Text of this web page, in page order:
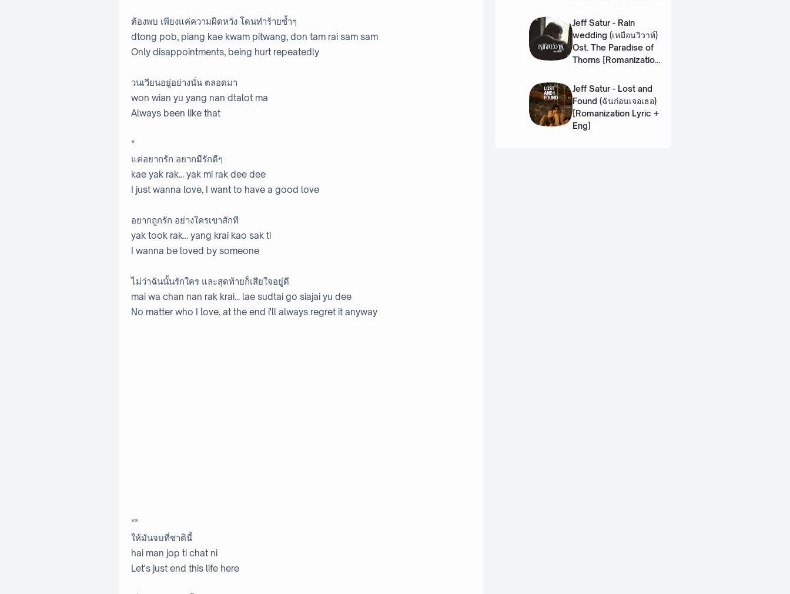
ต้องพบ เพียงแค่ความผิดหวัง โดนทำร้ายซ้ำๆ
dtong pob, piang kae kwam pitwang, don tam rai sam sam
Only disappointments, being hurt repeatedly
วนเวียนอยู่อย่างนั่น ตลอดมา
won wian yu yang nan dtalot ma
Always been like that
*
แค่อยากรัก อยากมีรักดีๆ
kae yak rak... yak mi rak dee dee
I just wanna love, I want to have a good love
อยากถูกรัก อย่างใครเขาสักที
yak took rak... yang krai kao sak ti
I wanna be loved by someone
ไม่ว่าฉันนั้นรักใคร และสุดท้ายก็เสียใจอยู่ดี
mai wa chan nan rak krai... lae sudtai go siajai yu dee
No matter who I love, at the end i'll always regret it anyway
**
ให้มันจบที่ชาตินี้
hai man jop ti chat ni
Let's just end this life here
Jeff Satur - Rain
wedding (เหมือนวิวาห์)
Ost. The Paradise of
Thorns [Romanization
Jeff Satur - Lost and
Found (ฉันก่อนเจอเธอ)
[Romanization Lyric +
Eng]